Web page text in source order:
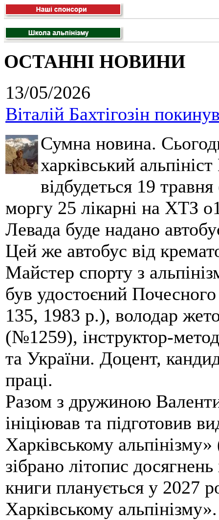
ОСТАННІ НОВИНИ
13/05/2026
Віталій Бахтігозін
Сумна новина.
харківський
відбудеться 19
моргу 25 лікарні на ХТЗ
Левада буде надано
Цей же автобус від
Майстер спорту з
був удостоєний
135, 1983 р.), володар
(№1259), інструктор-
та України. Доцент,
праці.
Разом з дружиною
ініціював та підготовив
Харківському
зібрано літопис
книги планується у 2027
Харківському альпінізму».